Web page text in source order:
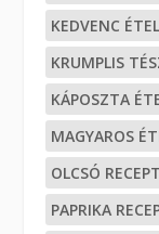
KEDVENC
KRUMPLIS
KÁPOSZTA
MAGYAROS
OLCSÓ
PAPRIKA